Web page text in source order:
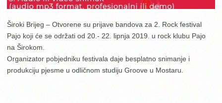
Široki Brijeg – Otvorene su prijave bandova za 2. Rock festival
Pajo koji će se održati od 20.- 22. lipnja 2019. u rock klubu Pajo
na Širokom.
Organizator pobjedniku festivala daje besplatno snimanje i
produkciju pjesme u odličnom studiju Groove u Mostaru.